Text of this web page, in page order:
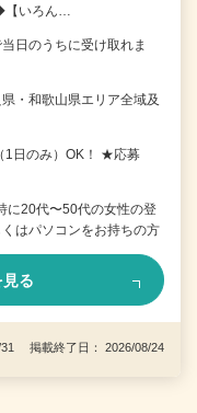
【いろん…
日のうちに受け取れま
・和歌山県エリア全域及
1日のみ）OK！ ★応募
20代〜50代の女性の登
はパソコンをお持ちの方
る
31 掲載終了日： 2026/08/24